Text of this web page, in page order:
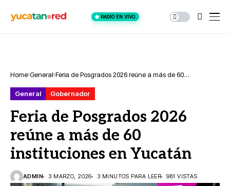
RADIO EN VIVO
Home General Feria de Posgrados 2026 reúne a más de 60
General
Gobernador
Feria de Posgrados 2026
reúne a más de 60
instituciones en Yucatán
ADMIN 3 MARZO, 2026 3 MINUTOS PARA LEER 981 VISTAS